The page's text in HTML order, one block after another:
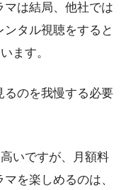
マは結局、他社では
タル視聴をすると
ます。
るのを我慢する必要
いですが、月額料
を楽しめるのは、